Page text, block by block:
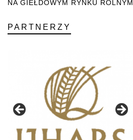
NA GIEŁDOWYM RYNKU ROLNYM
PARTNERZY